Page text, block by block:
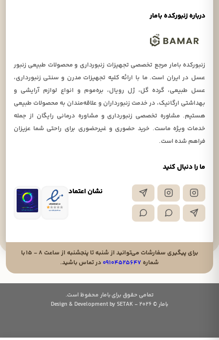
ما را دنبال کنید
نشان اعتماد
درباره زنبورکده بامار
زنبورکده بامار مرجع تخصصی تجهیزات زنبورداری و محصولات طبیعی زنبور
عسل در ایران است. ما با ارائه کلیه تجهیزات مدرن و سنتی زنبورداری،
عسل طبیعی، گرده گل، ژل رویال، بره‌موم و انواع لوازم آرایشی و
بهداشتی ارگانیک، در خدمت زنبورداران و علاقه‌مندان به محصولات طبیعی
هستیم. مشاوره تخصصی زنبورداری و مشاوره درمانی رایگان از جمله
خدمات ویژه ماست. خرید حضوری و غیرحضوری برای راحتی شما عزیزان
فراهم شده است.
برای پیگیری سفارشات می‌توانید از شنبه تا پنجشنبه از ساعت ۸ - ۱۵ با
شماره ۰۹۱۰۴۵۲۵۶۴۷در تماس باشید.
تمامی حقوق برای بامار محفوظ است.
بامار © 2026 - Design & Development by SETAK